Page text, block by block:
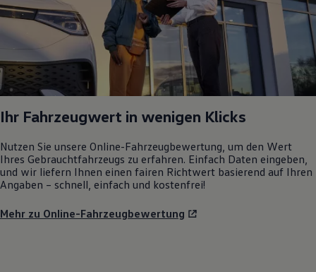
Ihr Fahrzeugwert in wenigen Klicks
Nutzen Sie unsere Online-Fahrzeugbewertung, um den Wert
Ihres Gebrauchtfahrzeugs zu erfahren. Einfach Daten eingeben,
und wir liefern Ihnen einen fairen Richtwert basierend auf Ihren
Angaben – schnell, einfach und kostenfrei!
Mehr zu Online-Fahrzeugbewertung